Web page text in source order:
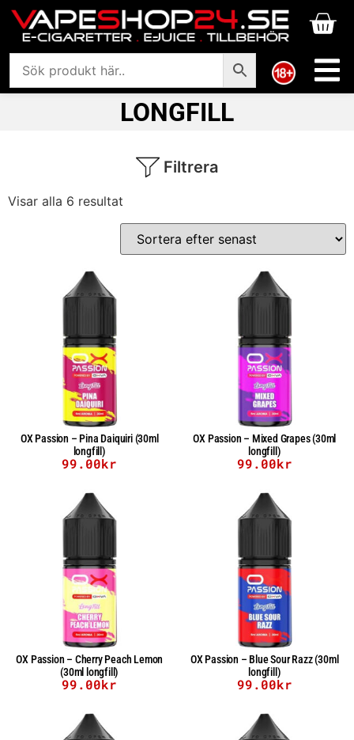
LONGFILL
Filtrera
Visar alla 6 resultat
OX Passion – Pina Daiquiri (30ml
longfill)
99.00kr
OX Passion – Mixed Grapes (30ml
longfill)
99.00kr
OX Passion – Cherry Peach Lemon
(30ml longfill)
99.00kr
OX Passion – Blue Sour Razz (30ml
longfill)
99.00kr